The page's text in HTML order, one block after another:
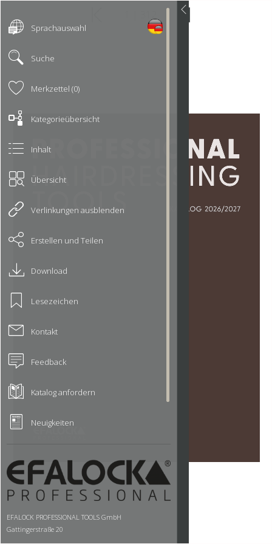
Sprachauswahl
Suche
Merkzettel (0)
Kategorieübersicht
Inhalt
Übersicht
Verlinkungen ausblenden
Erstellen und Teilen
Download
Lesezeichen
Kontakt
Feedback
Katalog anfordern
Neuigkeiten
EFALOCK PROFESSIONAL TOOLS GmbH
Gattingerstraße 20
97076 Würzburg